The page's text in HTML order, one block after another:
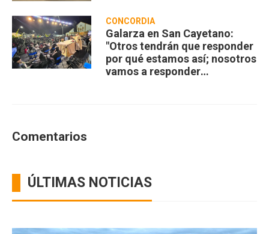
CONCORDIA
Galarza en San Cayetano:
"Otros tendrán que responder
por qué estamos así; nosotros
vamos a responder
Comentarios
ÚLTIMAS NOTICIAS